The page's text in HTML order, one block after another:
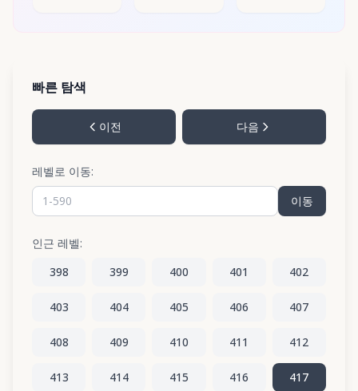
빠른 탐색
이전 다음
레벨로 이동:
이동
인근 레벨:
398
399 400 401 402
403 404 405 406 407
408 409 410 411 412
413 414 415 416 417